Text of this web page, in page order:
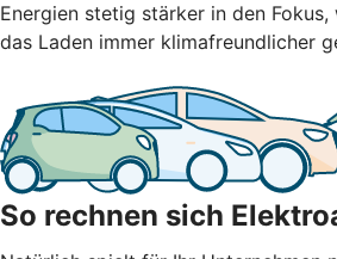
Energien stetig stärker in den Fokus,
das Laden immer klimafreundlicher
So rechnen sich